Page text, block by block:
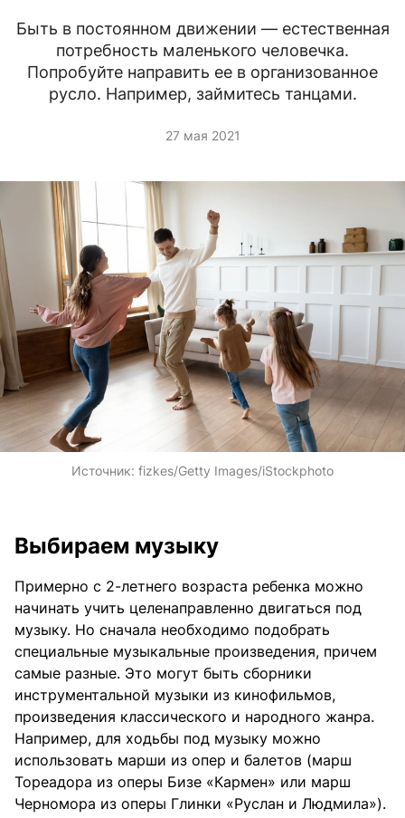
Быть в постоянном движении — естественная
потребность маленького человечка.
Попробуйте направить ее в организованное
русло. Например, займитесь танцами.
27 мая 2021
Источник: fizkes/Getty Images/iStockphoto
Выбираем музыку
Примерно с 2-летнего возраста ребенка можно
начинать учить целенаправленно двигаться под
музыку. Но сначала необходимо подобрать
специальные музыкальные произведения, причем
самые разные. Это могут быть сборники
инструментальной музыки из кинофильмов,
произведения классического и народного жанра.
Например, для ходьбы под музыку можно
использовать марши из опер и балетов (марш
Тореадора из оперы Бизе «Кармен» или марш
Черномора из оперы Глинки «Руслан и Людмила»).